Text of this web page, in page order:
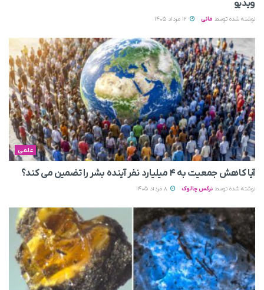
ویدیو
نوشته شده توسط مانی
علمی
آیا کاهش جمعیت به ۴ میلیارد نفر آینده بشر را تضمین می‌ کند؟
نوشته شده توسط نرگس چالوک